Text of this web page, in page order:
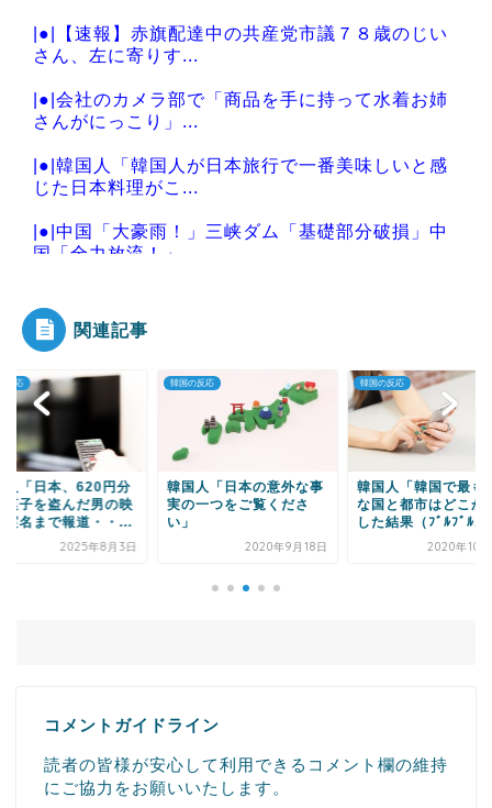
|●|【速報】赤旗配達中の共産党市議７８歳のじい
さん、左に寄りす...
|●|会社のカメラ部で「商品を手に持って水着お姉
さんがにっこり」...
|●|韓国人「韓国人が日本旅行で一番美味しいと感
じた日本料理がこ...
|●|中国「大豪雨！」三峡ダム「基礎部分破損」中
国「全力放流！」...
Powered by livedoor 相互RSS
関連記事
反応
人「日本、620円分
菓子を盗んだ男の映
実名まで報道・・...
2025年8月3日
韓国の反応
韓国人「日本の意外な事
実の一つをご覧くださ
い」
2020年9月18日
韓国の反応
韓国人「韓国で最も
な国と都市はどこか
した結果（ﾌﾞﾙﾌﾞﾙ...
2020年10
コメントガイドライン
読者の皆様が安心して利用できるコメント欄の維持
にご協力をお願いいたします。